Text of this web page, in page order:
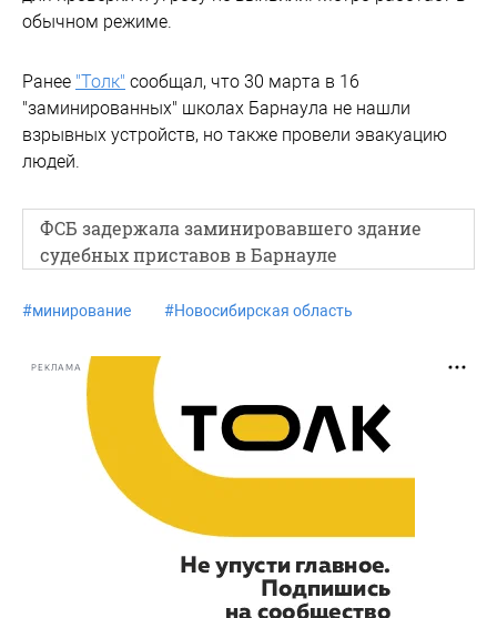
обычном режиме.
Ранее "Толк" сообщал, что 30 марта в 16
"заминированных" школах Барнаула не нашли
взрывных устройств, но также провели эвакуацию
людей.
ФСБ задержала заминировавшего здание
судебных приставов в Барнауле
#минирование #Новосибирская область
РЕКЛАМА